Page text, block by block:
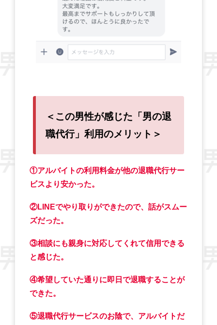
＜この男性が感じた「男の退
職代行」利用のメリット＞
①アルバイトの利用料金が他の退職代行サー
ビスより安かった。
②LINEでやり取りができたので、話がスムー
ズだった。
③相談にも親身に対応してくれて信用できる
と感じた。
④希望していた通りに即日で退職することが
できた。
⑤退職代行サービスのお陰で、アルバイトだ